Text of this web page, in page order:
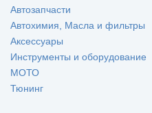
Автозапчасти
Автохимия, Масла и фильтры
Аксессуары
Инструменты и оборудование
МОТО
Тюнинг